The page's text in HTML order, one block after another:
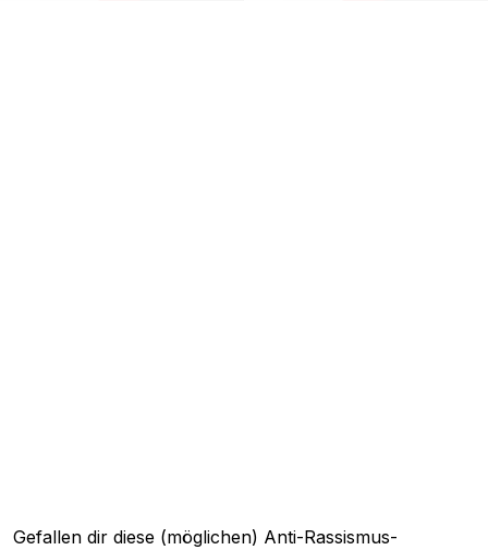
Gefallen dir diese (möglichen) Anti-Rassismus-